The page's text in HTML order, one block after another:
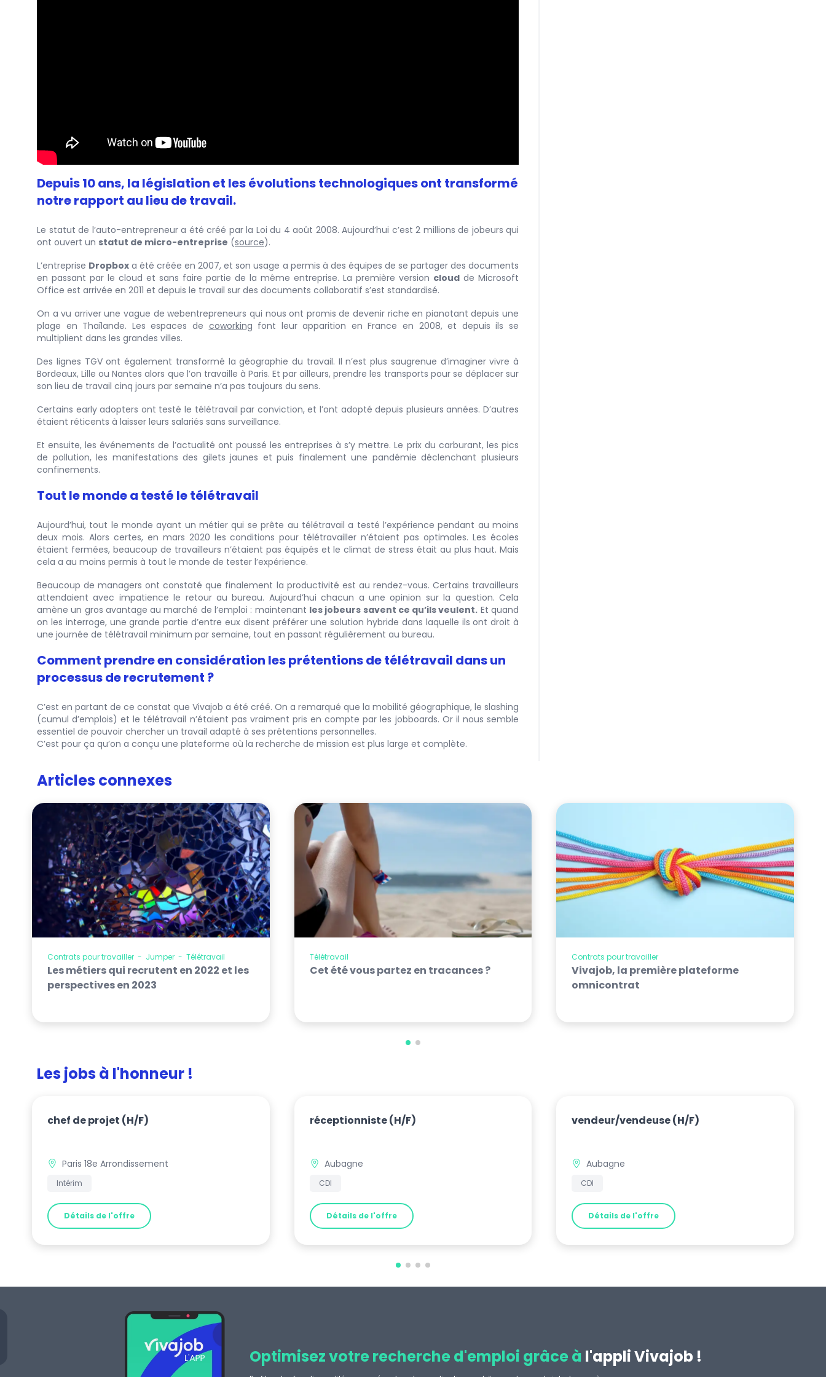
Depuis 10 ans, la législation et les évolutions technologiques ont transformé
notre rapport au lieu de travail.
Le statut de l’auto-entrepreneur a été créé par la Loi du 4 août 2008. Aujourd’hui c’est 2 millions de jobeurs qui
ont ouvert un statut de micro-entreprise (source).
L’entreprise Dropbox a été créée en 2007, et son usage a permis à des équipes de se partager des documents
en passant par le cloud et sans faire partie de la même entreprise. La première version cloud de Microsoft
Office est arrivée en 2011 et depuis le travail sur des documents collaboratif s’est standardisé.
On a vu arriver une vague de webentrepreneurs qui nous ont promis de devenir riche en pianotant depuis une
plage en Thaïlande. Les espaces de coworking font leur apparition en France en 2008, et depuis ils se
multiplient dans les grandes villes.
Des lignes TGV ont également transformé la géographie du travail. Il n’est plus saugrenue d’imaginer vivre à
Bordeaux, Lille ou Nantes alors que l’on travaille à Paris. Et par ailleurs, prendre les transports pour se déplacer sur
son lieu de travail cinq jours par semaine n’a pas toujours du sens.
Certains early adopters ont testé le télétravail par conviction, et l’ont adopté depuis plusieurs années. D’autres
étaient réticents à laisser leurs salariés sans surveillance.
Et ensuite, les événements de l’actualité ont poussé les entreprises à s’y mettre. Le prix du carburant, les pics
de pollution, les manifestations des gilets jaunes et puis finalement une pandémie déclenchant plusieurs
confinements.
Tout le monde a testé le télétravail
Aujourd’hui, tout le monde ayant un métier qui se prête au télétravail a testé l’expérience pendant au moins
deux mois. Alors certes, en mars 2020 les conditions pour télétravailler n’étaient pas optimales. Les écoles
étaient fermées, beaucoup de travailleurs n’étaient pas équipés et le climat de stress était au plus haut. Mais
cela a au moins permis à tout le monde de tester l’expérience.
Beaucoup de managers ont constaté que finalement la productivité est au rendez-vous. Certains travailleurs
attendaient avec impatience le retour au bureau. Aujourd’hui chacun a une opinion sur la question. Cela
amène un gros avantage au marché de l’emploi : maintenant les jobeurs savent ce qu’ils veulent. Et quand
on les interroge, une grande partie d’entre eux disent préférer une solution hybride dans laquelle ils ont droit à
une journée de télétravail minimum par semaine, tout en passant régulièrement au bureau.
Comment prendre en considération les prétentions de télétravail dans un
processus de recrutement ?
C’est en partant de ce constat que Vivajob a été créé. On a remarqué que la mobilité géographique, le slashing
(cumul d’emplois) et le télétravail n’étaient pas vraiment pris en compte par les jobboards. Or il nous semble
essentiel de pouvoir chercher un travail adapté à ses prétentions personnelles.
C’est pour ça qu’on a conçu une plateforme où la recherche de mission est plus large et complète.
Articles connexes
Contrats pour travailler - Jumper - Télétravail
Les métiers qui recrutent en 2022 et les
perspectives en 2023
Télétravail
Cet été vous partez en tracances ?
Contrats pour travailler
Vivajob, la première plateforme
omnicontrat
Les jobs à l'honneur !
chef de projet (H/F)
Paris 18e Arrondissement
Intérim
Détails de l'offre
réceptionniste(H/F)
Aubagne
CDI
Détails de l'offre
vendeur/vendeuse(H/F)
Aubagne
CDI
Détails de l'offre
Optimisez votre recherche d'emploi grâce à l'appli Vivajob !